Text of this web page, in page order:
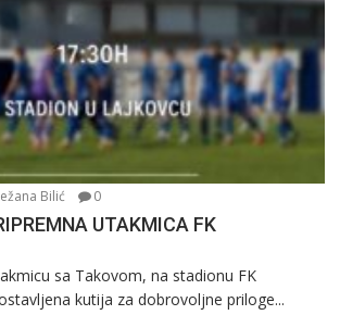
Bilić 0
UTAKMICA FK
sa Takovom, na stadionu FK
kutija za dobrovoljne priloge...